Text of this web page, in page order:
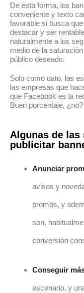
De esta forma, los
conveniente y texto
favorable si busca
destacar y ser
naturalmente a los
medio de la
público deseado.
Solo como dato, las
las empresas que
que Facebook es la
Buen porcentaje, ¿no?
Algunas de las
publicitar
Anunciar
avisos y
promos, y
son,
conversión
Conseguir
escenario, y